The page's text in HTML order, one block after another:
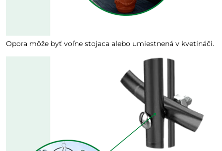
Opora môže byť voľne stojaca alebo umiestnená v kvetináči.